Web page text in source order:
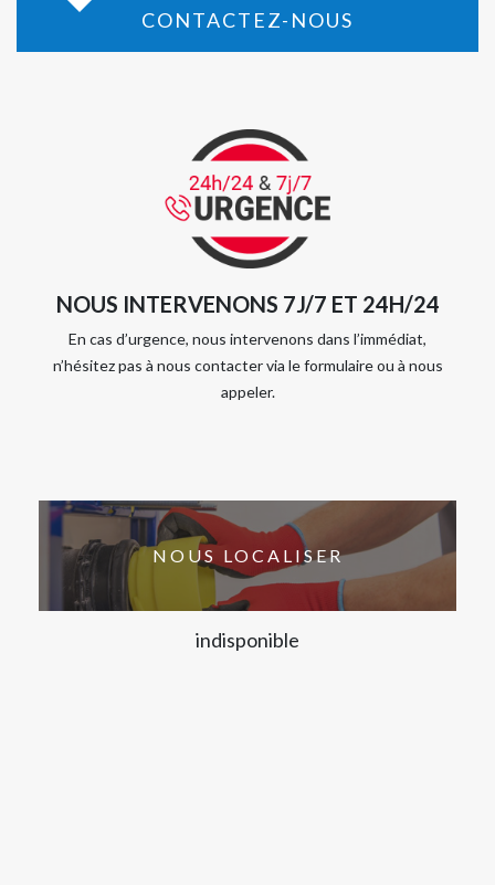
CONTACTEZ-NOUS
NOUS INTERVENONS 7J/7 ET 24H/24
En cas d’urgence, nous intervenons dans l’immédiat,
n’hésitez pas à nous contacter via le formulaire ou à nous
appeler.
NOUS LOCALISER
indisponible